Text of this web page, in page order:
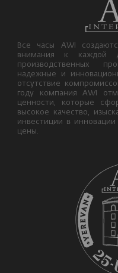
Все часы AWI
внимания к каждой
производственных
надежные и
отсутствие
году компания AWI
ценности, которые
высокое качество,
инвестиции в
цены.